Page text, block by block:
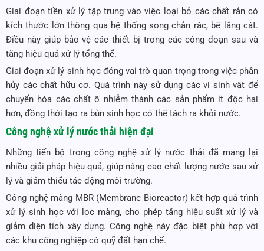
Giai đoạn tiền xử lý tập trung vào việc loại bỏ các chất rắn có
kích thước lớn thông qua hệ thống song chắn rác, bể lắng cát.
Điều này giúp bảo vệ các thiết bị trong các công đoạn sau và
tăng hiệu quả xử lý tổng thể.
Giai đoạn xử lý sinh học đóng vai trò quan trọng trong việc phân
hủy các chất hữu cơ. Quá trình này sử dụng các vi sinh vật để
chuyển hóa các chất ô nhiễm thành các sản phẩm ít độc hại
hơn, đồng thời tạo ra bùn sinh học có thể tách ra khỏi nước.
Công nghệ xử lý nước thải hiện đại
Những tiến bộ trong công nghệ xử lý nước thải đã mang lại
nhiều giải pháp hiệu quả, giúp nâng cao chất lượng nước sau xử
lý và giảm thiểu tác động môi trường.
Công nghệ màng MBR (Membrane Bioreactor) kết hợp quá trình
xử lý sinh học với lọc màng, cho phép tăng hiệu suất xử lý và
giảm diện tích xây dựng. Công nghệ này đặc biệt phù hợp với
các khu công nghiệp có quỹ đất hạn chế.